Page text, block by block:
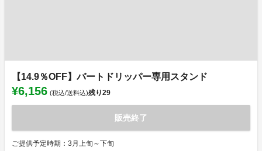
【14.9％OFF】バートドリッパー専用スタンド
¥6,156 (税込/送料込)残り29
販売終了
ご提供予定時期：3月上旬～下旬